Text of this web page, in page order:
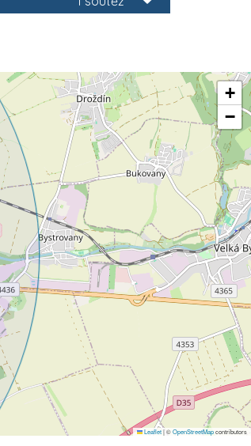
+
−
Leaflet|©OpenStreetMapcontributors